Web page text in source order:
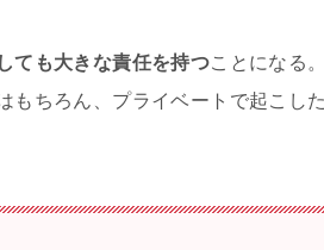
ても大きな責任を持つことになる。
もちろん、プライベートで起こし